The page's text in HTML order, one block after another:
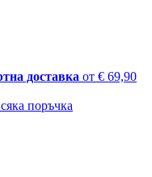
доставка от € 69,90
поръчка